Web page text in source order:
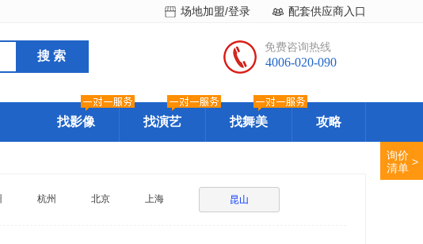
配套供应商入口
场地加盟/登录
免费咨询热线
4006-020-090
找影像 找演艺 找舞美 攻略
杭州 北京 上海 昆山
询价
清单 >